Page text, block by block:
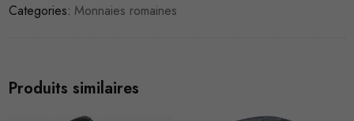
Categories: Monnaies romaines
Produits similaires